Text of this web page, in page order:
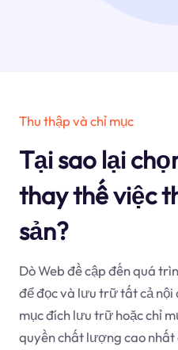
Thu thập và chỉ mục
Tại sao lại
thay thế việc
sản?
Dò Web đề cập đến quá
để đọc và lưu trữ tất cả nội
mục đích lưu trữ hoặc chỉ
quyền chất lượng cao nhất